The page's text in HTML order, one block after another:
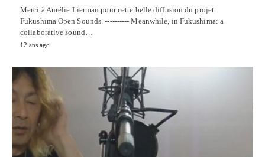
Merci à Aurélie Lierman pour cette belle diffusion du projet
Fukushima Open Sounds. ---------- Meanwhile, in Fukushima: a
collaborative sound…
12 ans ago